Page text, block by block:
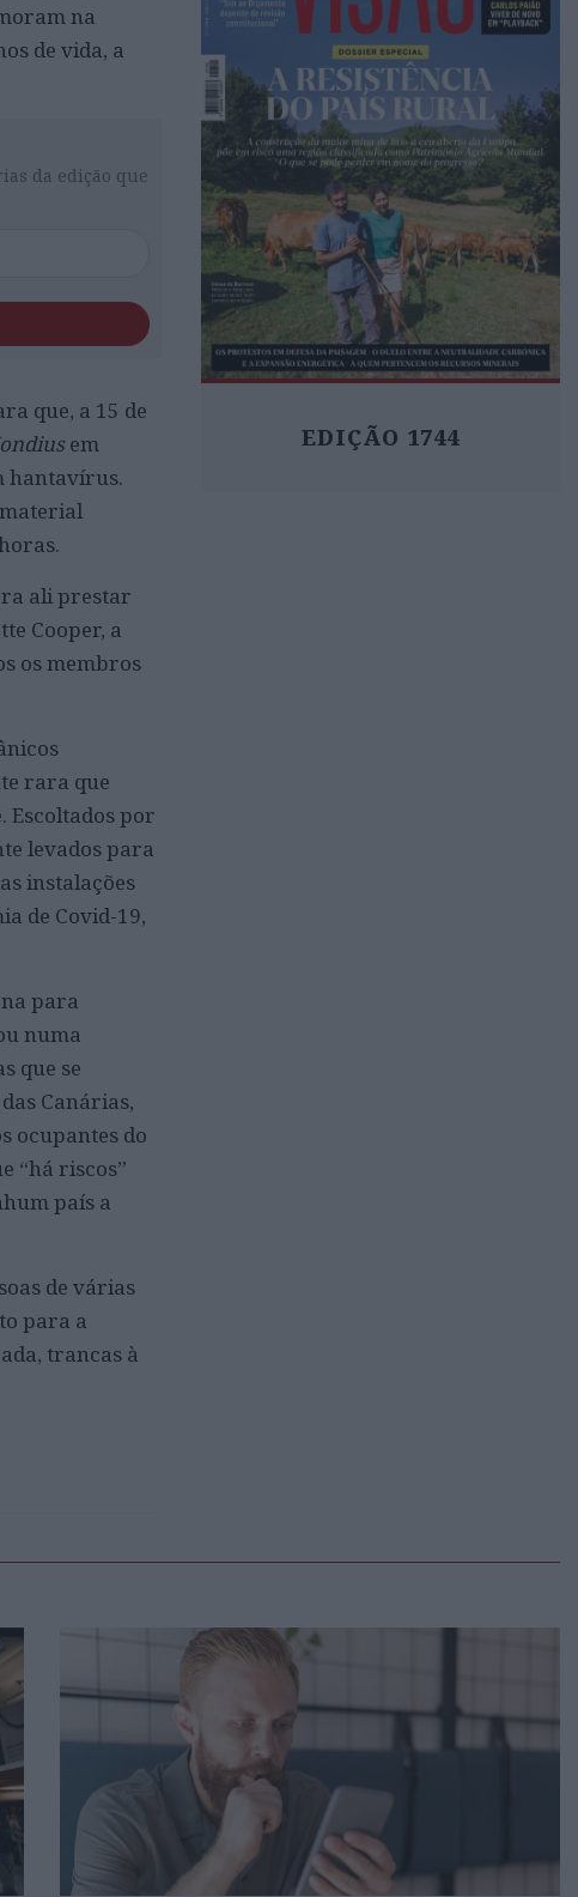
na
de vida, a
da edição que
que, a 15 de
em
hantavírus.
material
ali prestar
Cooper, a
os membros
rara que
Escoltados por
levados para
instalações
de Covid-19,
para
numa
que se
Canárias,
ocupantes do
“há riscos”
país a
de várias
para a
trancas à
EDIÇÃO 1744